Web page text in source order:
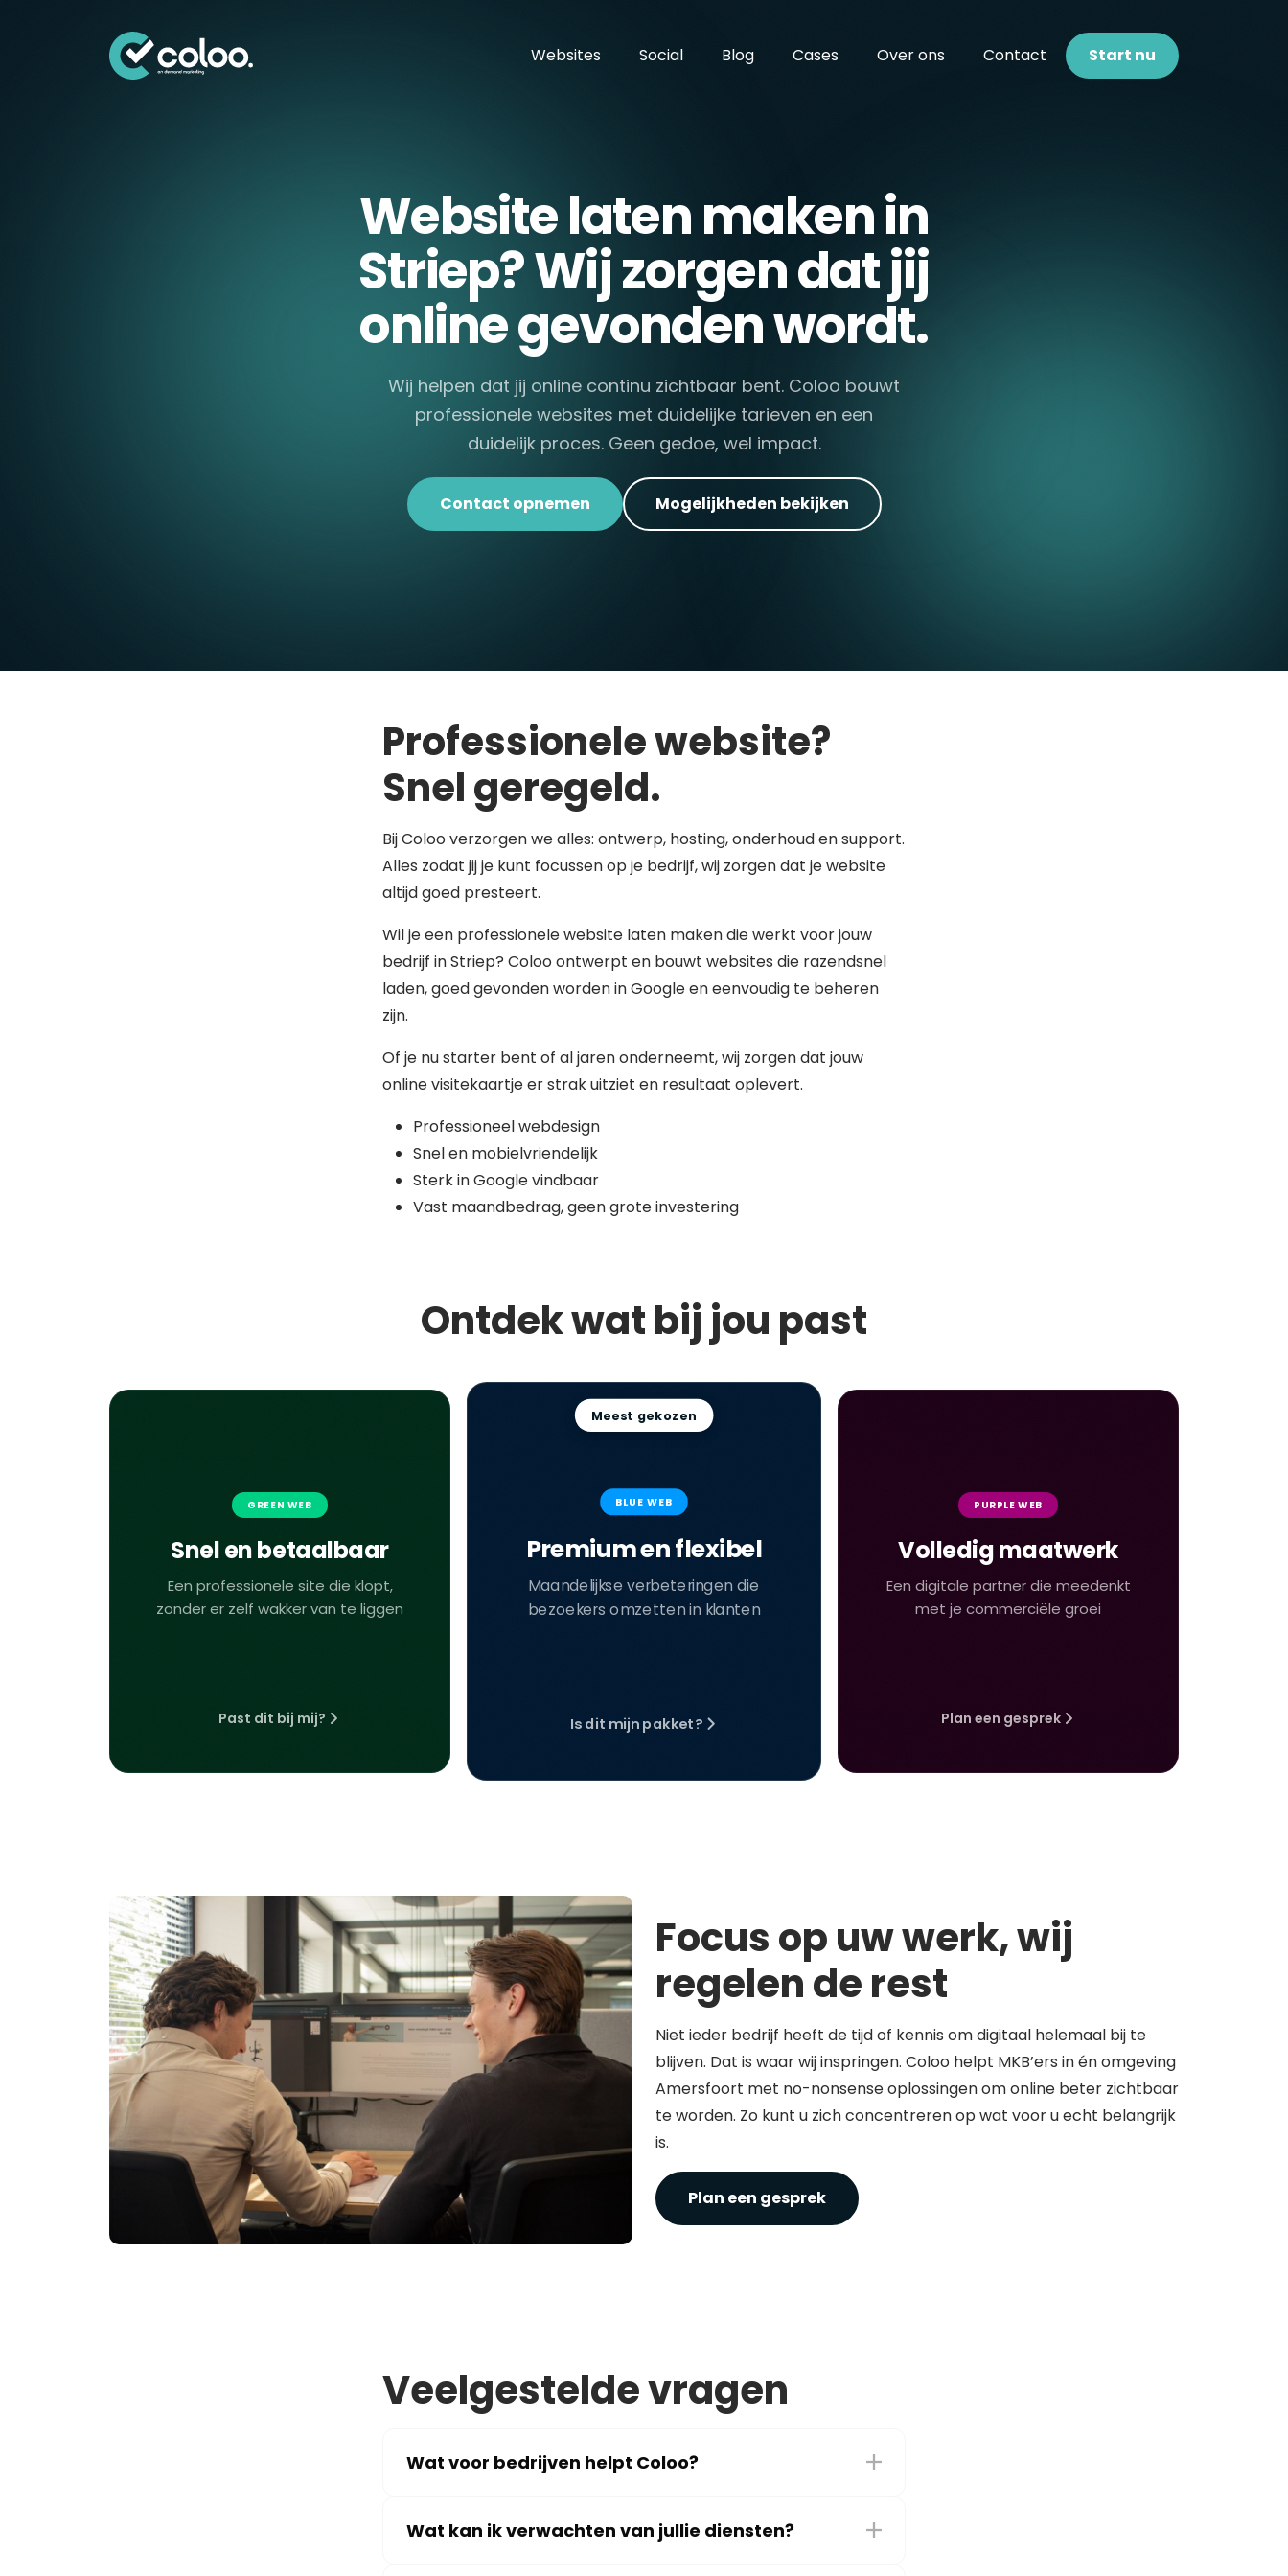
Websites
Social Blog Cases Over ons Contact Start nu
Website laten maken in
Striep? Wij zorgen dat jij
online gevonden wordt.
Wij helpen dat jij online continu zichtbaar bent. Coloo bouwt
professionele websites met duidelijke tarieven en een
duidelijk proces. Geen gedoe, wel impact.
Contact opnemen Mogelijkheden bekijken
Professionele website?
Snel geregeld.
Bij Coloo verzorgen we alles: ontwerp, hosting, onderhoud en support.
Alles zodat jij je kunt focussen op je bedrijf, wij zorgen dat je website
altijd goed presteert.
Wil je een professionele website laten maken die werkt voor jouw
bedrijf in Striep? Coloo ontwerpt en bouwt websites die razendsnel
laden, goed gevonden worden in Google en eenvoudig te beheren
zijn.
Of je nu starter bent of al jaren onderneemt, wij zorgen dat jouw
online visitekaartje er strak uitziet en resultaat oplevert.
Professioneel webdesign
Snel en mobielvriendelijk
Sterk in Google vindbaar
Vast maandbedrag, geen grote investering
Ontdek wat bij jou past
GREEN WEB
Snel en betaalbaar
Een professionele site die klopt,
zonder er zelf wakker van te liggen
Past dit bij mij?
Meest gekozen
BLUE WEB
Premium en flexibel
Maandelijkse verbeteringen die
bezoekers omzetten in klanten
Is dit mijn pakket?
PURPLE WEB
Volledig maatwerk
Een digitale partner die meedenkt
met je commerciële groei
Plan een gesprek
Focus op uw werk, wij
regelen de rest
Niet ieder bedrijf heeft de tijd of kennis om digitaal helemaal bij te
blijven. Dat is waar wij inspringen. Coloo helpt MKB’ers in én omgeving
Amersfoort met no-nonsense oplossingen om online beter zichtbaar
te worden. Zo kunt u zich concentreren op wat voor u echt belangrijk
is.
Plan een gesprek
Veelgestelde vragen
Wat voor bedrijven helpt Coloo?
Wat kan ik verwachten van jullie diensten?